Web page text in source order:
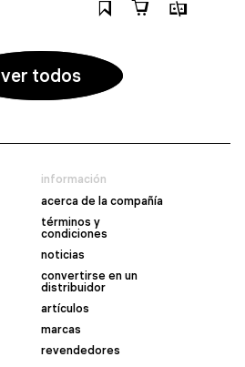
ver todos
información
acerca de la compañía
términos y
condiciones
noticias
convertirse en un
distribuidor
artículos
marcas
revendedores